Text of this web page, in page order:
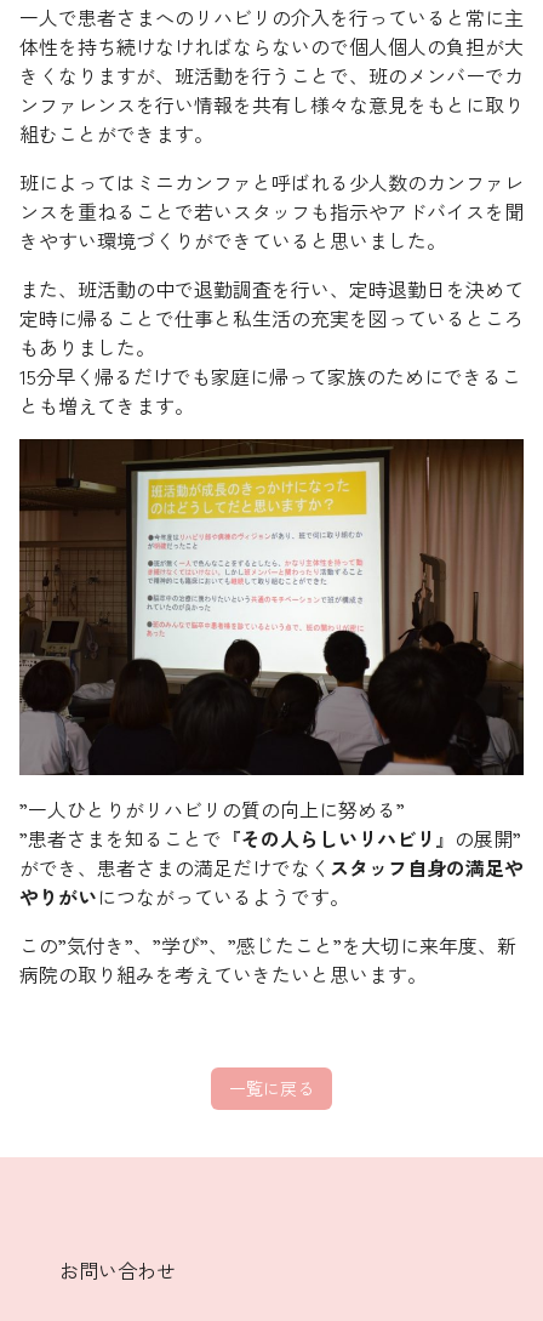
一人で患者さまへのリハビリの介入を行っていると常に主
体性を持ち続けなければならないので個人個人の負担が大
きくなりますが、班活動を行うことで、班のメンバーでカ
ンファレンスを行い情報を共有し様々な意見をもとに取り
組むことができます。
班によってはミニカンファと呼ばれる少人数のカンファレ
ンスを重ねることで若いスタッフも指示やアドバイスを聞
きやすい環境づくりができていると思いました。
また、班活動の中で退勤調査を行い、定時退勤日を決めて
定時に帰ることで仕事と私生活の充実を図っているところ
もありました。
15分早く帰るだけでも家庭に帰って家族のためにできるこ
とも増えてきます。
”一人ひとりがリハビリの質の向上に努める”
”患者さまを知ることで『その人らしいリハビリ 』の展開”
ができ、患者さまの満足だけでなく スタッフ自身の満足や
やりがいにつながっているようです。
この”気付き”、”学び”、”感じたこと”を大切に来年度、新
病院の取り組みを考えていきたいと思います。
一覧に戻る
お問い合わせ